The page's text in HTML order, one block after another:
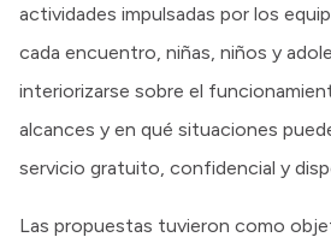
actividades impulsadas por los
cada encuentro, niñas, niños y
interiorizarse sobre el
alcances y en qué situaciones
servicio gratuito, confidencial y
Las propuestas tuvieron como